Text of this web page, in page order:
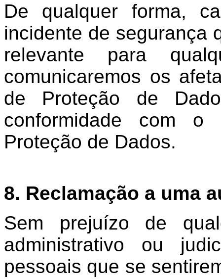
De qualquer forma,
incidente de segurança
relevante para
comunicaremos os
de Proteção de
conformidade com
Proteção de Dados.
8. Reclamação a uma
Sem prejuízo de
administrativo ou
pessoais que se